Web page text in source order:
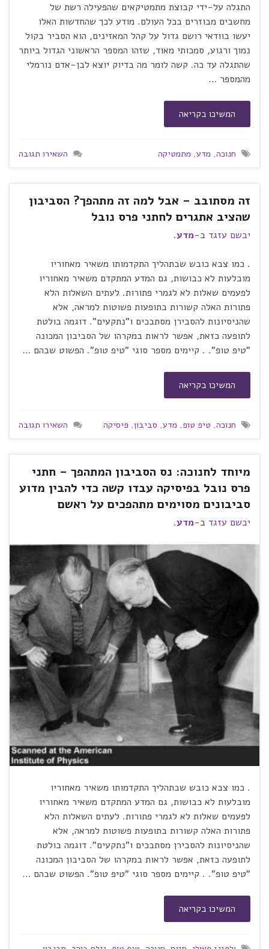
התגלה על-ידי קבוצת מתמטיקאים שהפעילה רשת של
מחשבים מבוזרים בכל העולם. מודע לכך שהחדשות האלו
יעשו בוודאי רושם גדול על קהל המאזינים, הוא הסביר בקול
נמוך ורגוע, סמכותי מאוד, שזהו המספר הראשוני הגדול ביותר
שהתגלה עד כה. קשה לומר מה בדיוק יוצא לבן-אדם נורמלי
מהמספר …
המשיכו בקריאה
חנוכה, מדע, מתמטיקה השאירו תגובה
זה מסתובב – אבל למה זה מתהפך? הסביבון
שהציב אתגרים לחתני פרס נובל
יבשם עזגד ב-מדע.
. כמו צבא כובש שבתהליך התקדמותו משאיר מאחוריו
מובלעות לא כבושות, גם המדע המתקדם משאיר מאחוריו
לפעמים שאלות לא לגמרי פתורות. לעתים השאלות הלא
פתורות האלה קשורות בתופעות פשוטות למראה, אלא
שהניסיונות להסבירן מסתבכים ו"נתקעים". דוגמה בולטת
לתופעה כזאת, אפשר לראות במקרהו של הסביבון המכונה
"טיפ טופ". . קיימים מספר סוגי "טיפ טופ". הפשוט שבהם …
המשיכו בקריאה
חנוכה, טיפ טופ, מדע, סביבון, פיסיקה השאירו תגובה
מיוחד לחנוכה: נס הסביבון המתהפך – חתני
פרס נובל בפיסיקה עבדו קשה כדי להבין מדוע
סביבונים מסוימים מתהפכים על ראשם
יבשם עזגד ב-מדע.
. כמו צבא כובש שבתהליך התקדמותו משאיר מאחוריו
מובלעות לא כבושות, גם המדע המתקדם משאיר מאחוריו
לפעמים שאלות לא לגמרי פתורות. לעתים השאלות הלא
פתורות האלה קשורות בתופעות פשוטות למראה, אלא
שהניסיונות להסבירן מסתבכים ו"נתקעים". דוגמה בולטת
לתופעה כזאת, אפשר לראות במקרהו של הסביבון המכונה
"טיפ טופ". . קיימים מספר סוגי "טיפ טופ". הפשוט שבהם …
המשיכו בקריאה